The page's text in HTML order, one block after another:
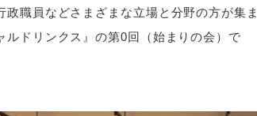
職員などさまざまな立場と分野の方が集ま
ルドリンクス』の第0回（始まりの会）で